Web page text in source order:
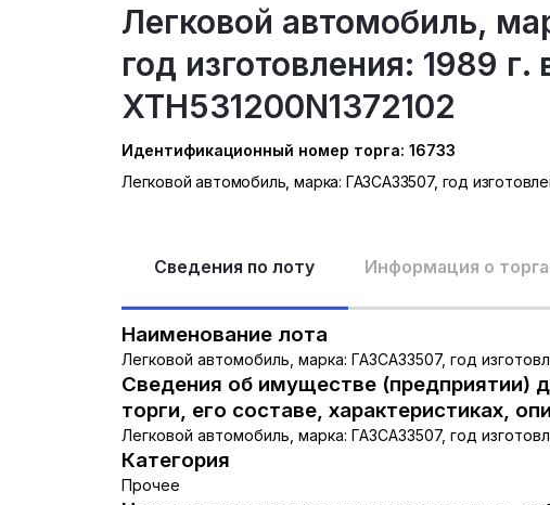
Легковой автомобиль,
год изготовления: 1989 г.
XTH531200N1372102
Идентификационный номер торга: 16733
Легковой автомобиль, марка: ГАЗСАЗ3507, год
Сведения по лоту Информация о
Наименование лота
Легковой автомобиль, марка: ГАЗСАЗ3507, год
Сведения об имуществе (предприятии)
торги, его составе, характеристиках,
Легковой автомобиль, марка: ГАЗСАЗ3507, год
Категория
Прочее